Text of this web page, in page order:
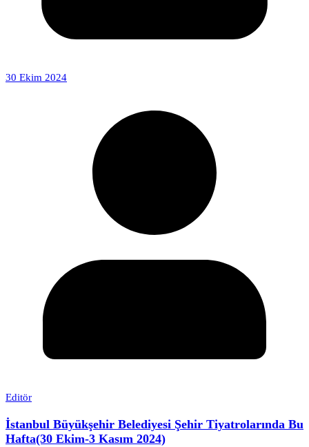
30 Ekim 2024
Editör
İstanbul Büyükşehir Belediyesi Şehir Tiyatrolarında Bu
Hafta(30 Ekim-3 Kasım 2024)